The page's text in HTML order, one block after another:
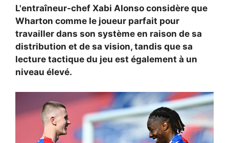
L'entraîneur-chef Xabi Alonso considère que
Wharton comme le joueur parfait pour
travailler dans son système en raison de sa
distribution et de sa vision, tandis que sa
lecture tactique du jeu est également à un
niveau élevé.